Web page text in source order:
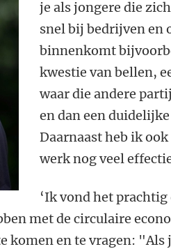
je als jongere die
snel bij bedrijven en
binnenkomt
kwestie van bellen,
waar die andere
en dan een
Daarnaast heb ik
werk nog veel
‘Ik vond het
met de circulaire
komen en te vragen: "Als